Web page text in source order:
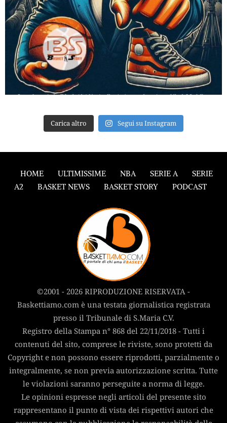
Carica altro Segui su Instagram
HOME ULTIMISSIME NBA SERIE A
SERIE
A2
BASKET NEWS BASKET STORY PODCAST
©2001 - 2026 RIPRODUZIONE RISERVATA -
Baskettiamo.com è una testata giornalistica registrata
presso il Tribunale di S.Maria C.V.
Registro della Stampa n° 868 del 22/11/2018 - Tutti i
contenuti del sito, comprese le riviste, sono protetti da
Copyright e non possono essere riprodotti, parzialmente o
integralmente, se non previa autorizzazione scritta. Tutte
le violazioni saranno perseguite a norma di legge.
Le opinioni espresse negli articoli del presente sito
rappresentano il punto di vista dei rispettivi autori che